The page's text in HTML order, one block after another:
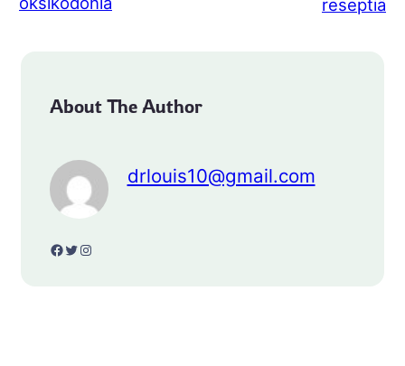
reseptiä
About The Author
drlouis10@gmail.com
Facebook Twitter Instagram